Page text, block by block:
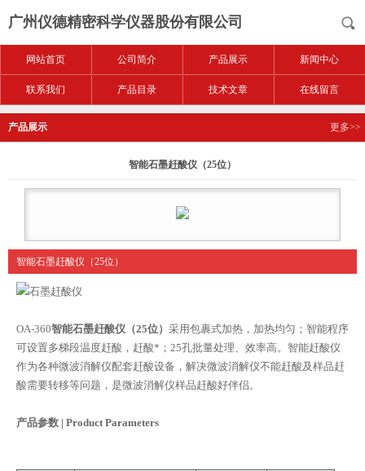
广州仪德精密科学仪器股份有限公司
网站首页 公司简介 产品展示 新闻中心
联系我们 产品目录 技术文章 在线留言
产品展示 更多>>
智能石墨赶酸仪（25位）
智能石墨赶酸仪（25位）
OA-360智能石墨赶酸仪 （25位） 采用包裹式加热，加热均匀；智能程序
可设置多梯段温度赶酸，赶酸*；25孔批量处理、效率高。智能赶酸仪
作为各种微波消解仪配套赶酸设备，解决微波消解仪不能赶酸及样品赶
酸需要转移等问题，是微波消解仪样品赶酸好伴侣。
产品参数 | Product Parameters